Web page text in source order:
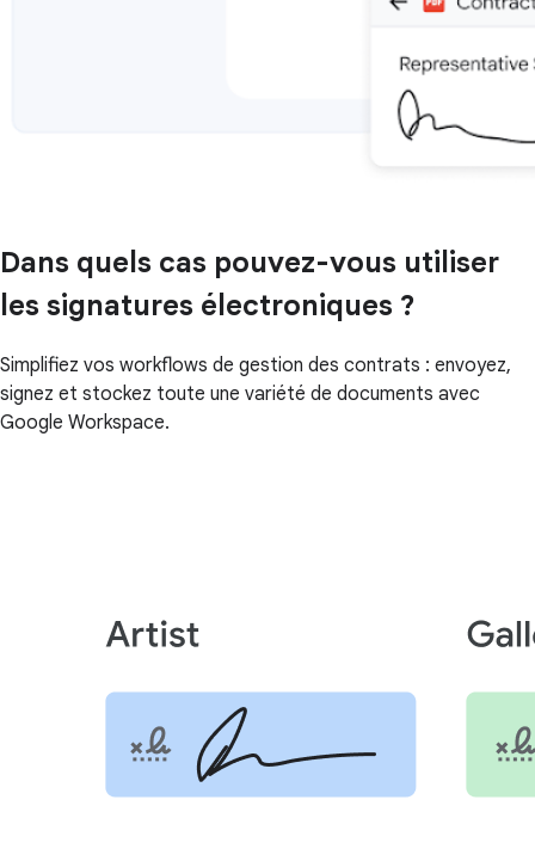
Dans quels cas pouvez-vous utiliser
les signatures électroniques ?
Simplifiez vos workflows de gestion des contrats : envoyez,
signez et stockez toute une variété de documents avec
Google Workspace.